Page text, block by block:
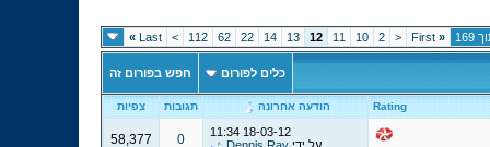
«
First
<
2
10
11
12
13
14
22
62
112
>
Last
»
כלים לפורום חפש בפורום זה
Rating הודעה אחרונה תגובות צפיות
18-03-12
11:34
0
58,377